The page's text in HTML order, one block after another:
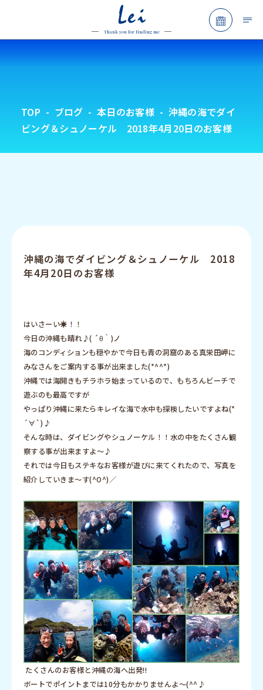
Lei
Thank you for finding me
予約フ
TOP ブログ 本日のお客様
沖縄の海でダイ
ビング＆シュノーケル 2018年4月20日のお客様
沖縄の海でダイビング＆シュノーケル 2018
年4月20日のお客様
はいさーい☀︎！！
今日の沖縄も晴れ♪( ´θ｀)ノ
海のコンディションも穏やかで今日も青の洞窟のある真栄田岬に
みなさんをご案内する事が出来ました(*^^*)
沖縄では海開きもチラホラ始まっているので、もちろんビーチで
遊ぶのも最高ですが
やっぱり沖縄に来たらキレイな海で水中も探検したいですよね(*
´∀`)♪
そんな時は、ダイビングやシュノーケル！！水の中をたくさん観
察する事が出来ますよ〜♪
それでは今日もステキなお客様が遊びに来てくれたので、写真を
紹介していきま〜す(^O^)／
たくさんのお客様と沖縄の海へ出発!!
ボートでポイントまでは10分もかかりませんよ～(^^♪